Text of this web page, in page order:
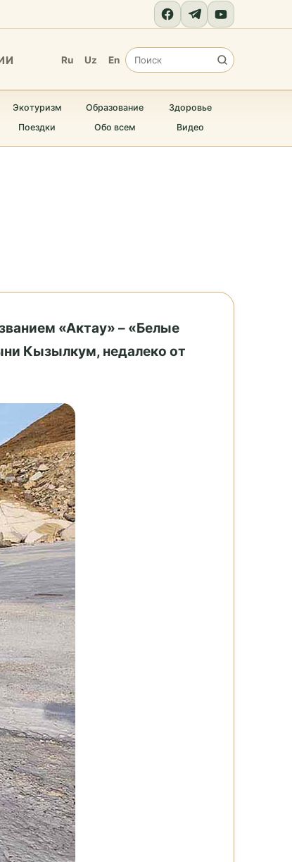
Ru Uz En
Экотуризм Образование
Здоровье
Поездки Обо всем Видео
«Актау» – «Белые
Кызылкум, недалеко от